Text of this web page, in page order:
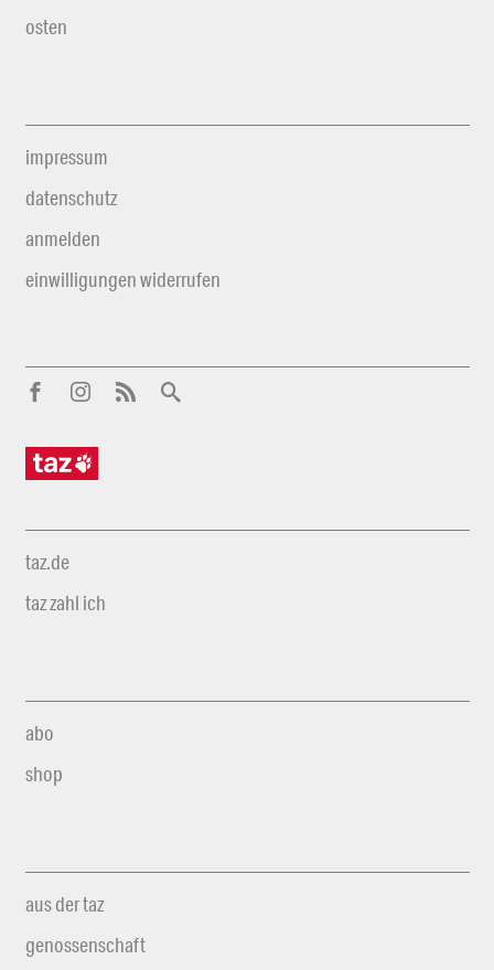
osten
impressum
datenschutz
anmelden
einwilligungen widerrufen
taz.de
taz zahl ich
abo
shop
aus der taz
genossenschaft